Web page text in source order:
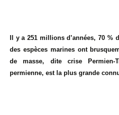
Il y a 251 millions d’années, 70 %
des espèces marines ont
de masse, dite crise
permienne, est la plus grande